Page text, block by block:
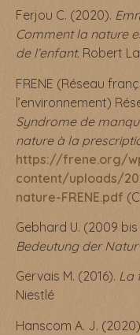
Ferjou C. (2020).
Comment la nature
de l’enfant. Robert
FRENE (Réseau
l’environnement)
Syndrome de
nature à la
https://frene.org/
content/uploads/
nature-FRENE.pdf
Gebhard U. (2009 bis
Bedeutung der
Gervais M. (2016). La
Niestlé
Hanscom A. J. (2020)